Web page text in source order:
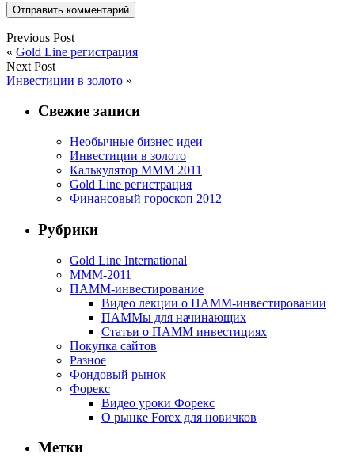
Previous Post
« Gold Line регистрация
Next Post
Инвестиции в золото »
Свежие записи
Необычные бизнес идеи
Инвестиции в золото
Калькулятор МММ 2011
Gold Line регистрация
Финансовый гороскоп 2012
Рубрики
Gold Line International
МММ-2011
ПАММ-инвестирование
Видео лекции о ПАММ-инвестировании
ПАММы для начинающих
Статьи о ПАММ инвестициях
Покупка сайтов
Разное
Фондовый рынок
Форекс
Видео уроки Форекс
О рынке Forex для новичков
Метки